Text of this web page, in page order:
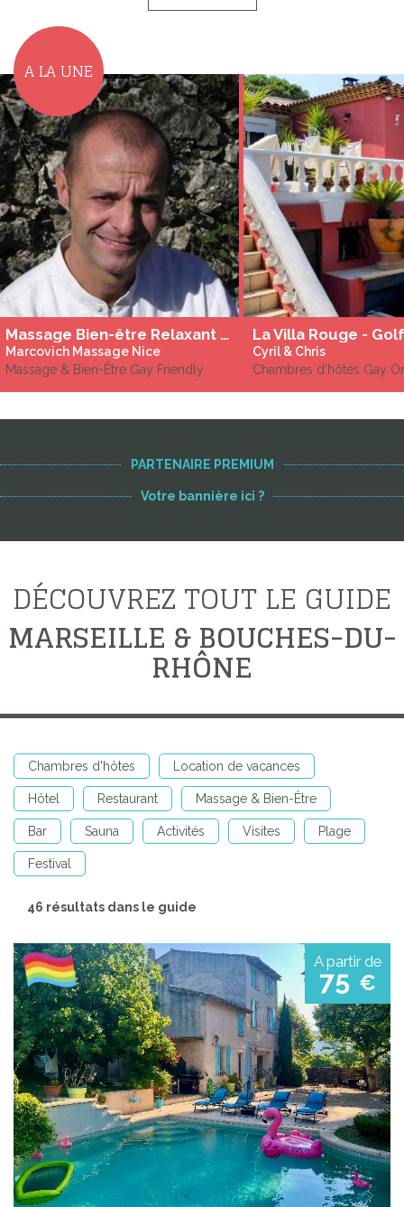
A LA UNE
Massage Bien-être Relaxant ou Sportif / Deep Tissu
Marcovich Massage Nice
Massage & Bien-Être Gay Friendly
Cyril & Chris
Chambres d'hôtes Gay
PARTENAIRE PREMIUM
Votre bannière ici ?
DÉCOUVREZ TOUT LE GUIDE
MARSEILLE & BOUCHES-DU-
RHÔNE
Chambres d'hôtes Location de vacances
Hôtel Restaurant Massage & Bien-Être
Bar Sauna Activités Visites Plage
Festival
46 résultats dans le guide
A partir de
75 €